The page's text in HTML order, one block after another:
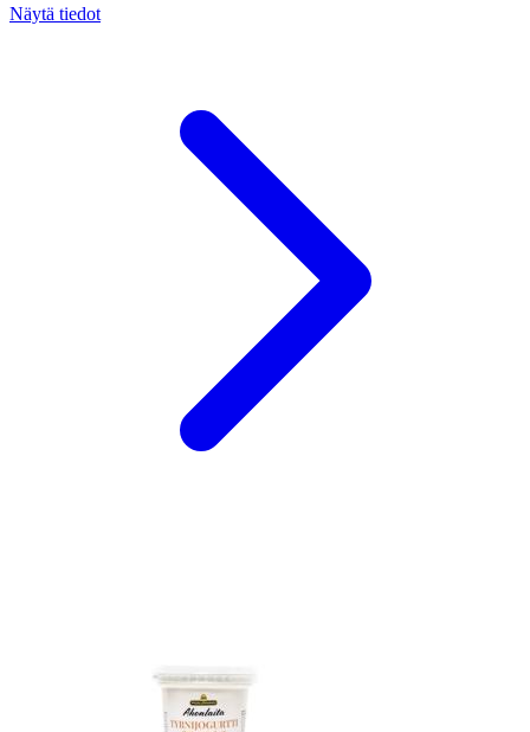
Näytä tiedot